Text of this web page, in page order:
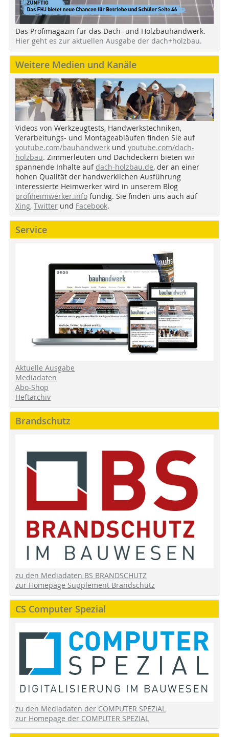
Das Profimagazin für das Dach- und Holzbauhandwerk.
Hier geht es zur aktuellen Ausgabe der dach+holzbau.
Weitere Medien und Kanäle
Videos von Werkzeugtests, Handwerkstechniken,
Verarbeitungs- und Montageabläufen finden Sie auf
youtube.com/bauhandwerk und youtube.com/dach-
holzbau. Zimmerleuten und Dachdeckern bieten wir
spannende Inhalte auf dach-holzbau.de, der an einer
hohen Qualität der handwerklichen Ausführung
interessierte Heimwerker wird in unserem Blog
profiheimwerker.info fündig. Sie finden uns auch auf
Xing, Twitter und Facebook.
Service
Aktuelle Ausgabe
Mediadaten
Abo-Shop
Heftarchiv
Brandschutz
zu den Mediadaten BS BRANDSCHUTZ
zur Homepage Supplement Brandschutz
CS Computer Spezial
zu den Mediadaten der COMPUTER SPEZIAL
zur Homepage der COMPUTER SPEZIAL